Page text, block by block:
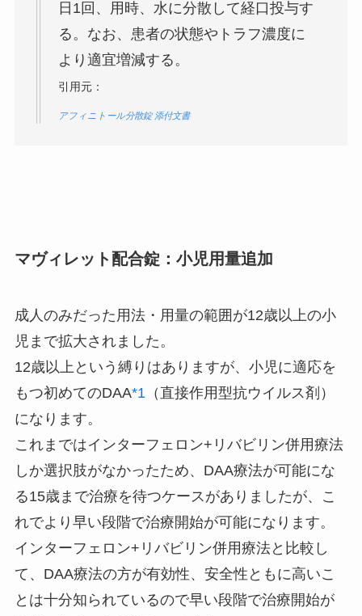
日1回、用時、水に分散して経口投与す
る。なお、患者の状態やトラフ濃度に
より適宜増減する。
引用元：
アフィニトール分散錠 添付文書
マヴィレット配合錠：小児用量追加
成人のみだった用法・用量の範囲が12歳以上の小
児まで拡大されました。
12歳以上という縛りはありますが、小児に適応を
もつ初めてのDAA*1 （直接作用型抗ウイルス剤）
になります。
これまではインターフェロン+リバビリン併用療法
しか選択肢がなかったため、DAA療法が可能にな
る15歳まで治療を待つケースがありましたが、こ
れでより早い段階で治療開始が可能になります。
インターフェロン+リバビリン併用療法と比較し
て、DAA療法の方が有効性、安全性ともに高いこ
とは十分知られているので早い段階で治療開始が